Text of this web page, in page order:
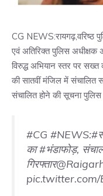
CG NEWS:रायगढ़,वरिष्ठ
एवं अतिरिक्त पुलिस अधीक्षक
विरुद्ध अभियान स्तर पर सख्त
की सातवीं मंजिल में संचालित
संचालित होने की सूचना पुलिस
#CG #NEWS:
का#भंडाफोड़,
गिरफ्तार